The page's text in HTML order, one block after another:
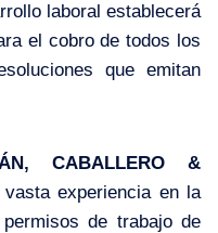
laboral establecerá
el cobro de todos los
que emitan
CABALLERO &
experiencia en la
de trabajo de